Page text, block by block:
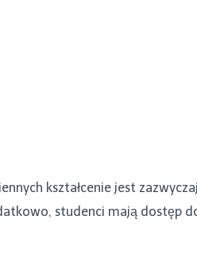
kształcenie jest
studenci mają dostęp